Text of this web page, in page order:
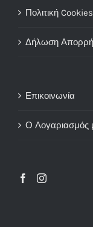
Πολιτική
Δήλωση
Επικοινωνία
Ο Λογαριασμός